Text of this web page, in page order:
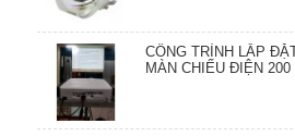
CÔNG TRÌNH LẮP
MÀN CHIẾU ĐIỆN 200